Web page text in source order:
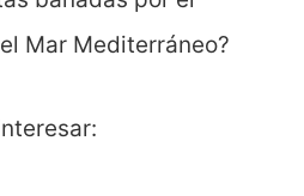
Mar Mediterráneo?